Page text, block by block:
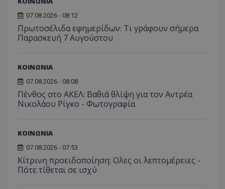
07.08.2026 - 08:12
Πρωτοσέλιδα εφημερίδων: Τι γράφουν σήμερα
Παρασκευή 7 Αυγούστου
ΚΟΙΝΩΝΙΑ
07.08.2026 - 08:08
Πένθος στο ΑΚΕΛ: Βαθιά θλίψη για τον Αντρέα
Νικολάου Ρίγκο - Φωτογραφία
ΚΟΙΝΩΝΙΑ
07.08.2026 - 07:53
Κίτρινη προειδοποίηση: Ολες οι λεπτομέρειες -
Πότε τίθεται σε ισχύ